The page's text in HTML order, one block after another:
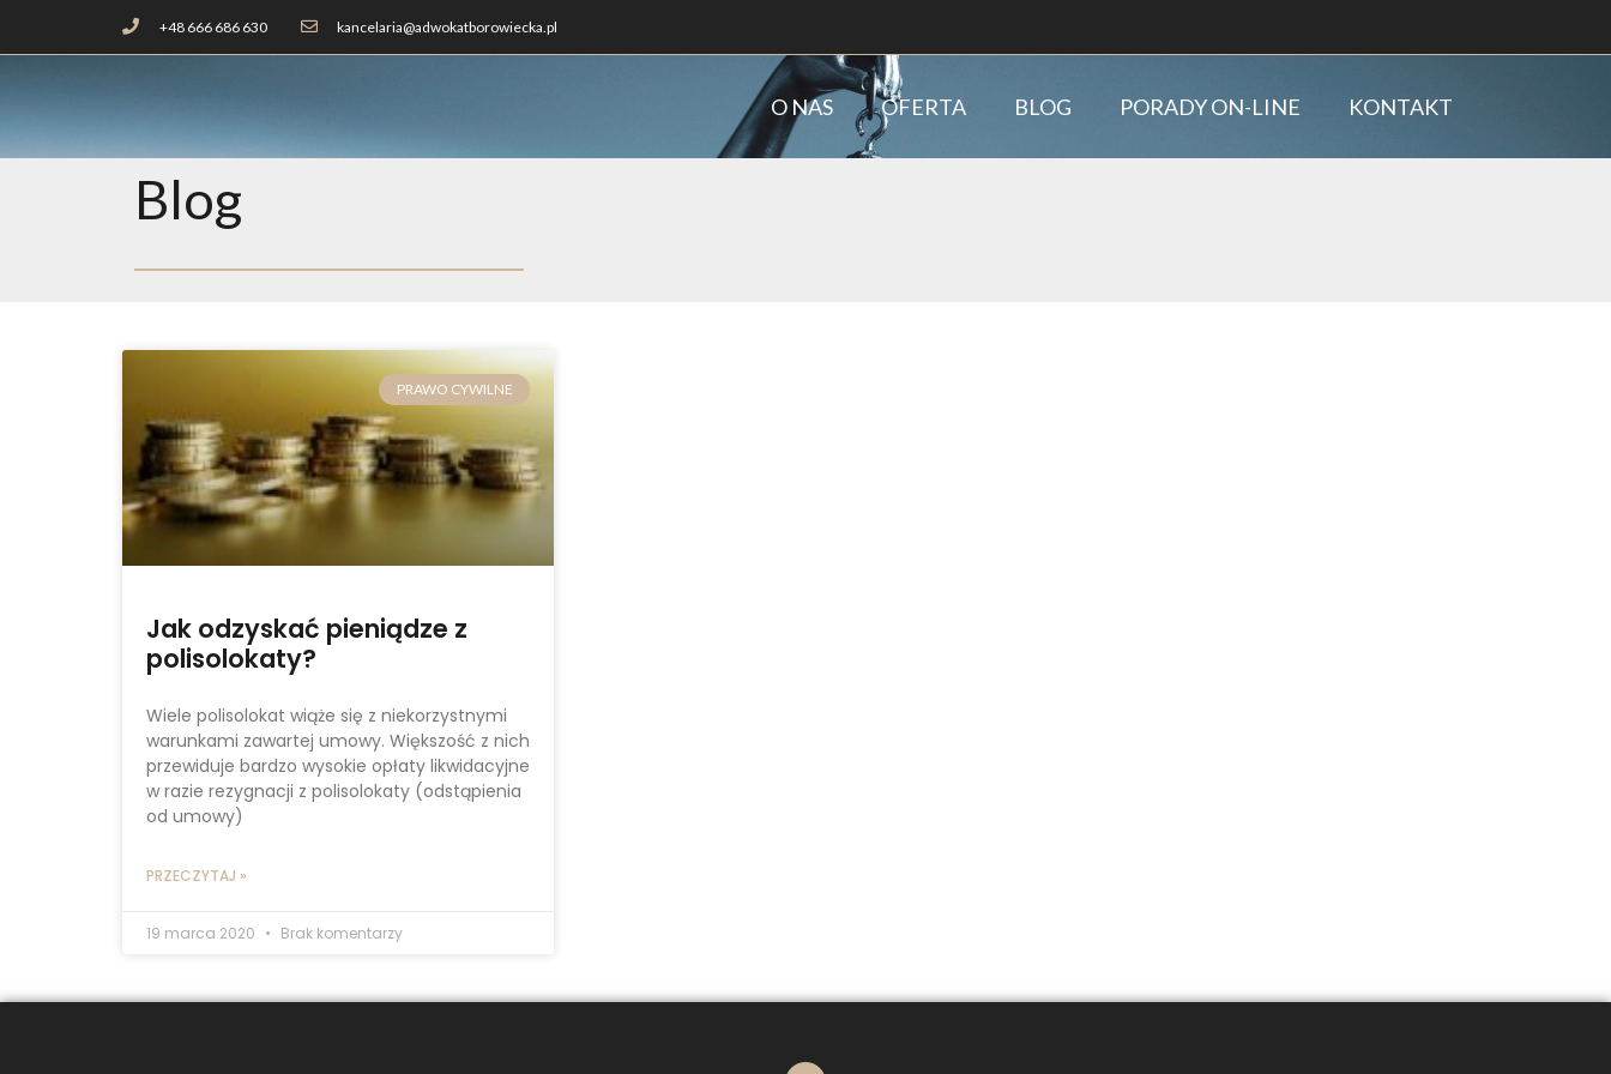
+48 666 686 630 kancelaria@adwokatborowiecka.pl
O NAS OFERTA BLOG PORADY ON-LINE KONTAKT
Blog
PRAWO CYWILNE
Jak odzyskać pieniądze z
polisolokaty?
Wiele polisolokat wiąże się z niekorzystnymi
warunkami zawartej umowy. Większość z nich
przewiduje bardzo wysokie opłaty likwidacyjne
w razie rezygnacji z polisolokaty (odstąpienia
od umowy)
PRZECZYTAJ »
19 marca 2020 Brak komentarzy